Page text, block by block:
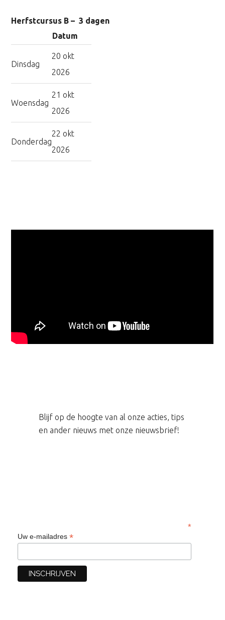
Herfstcursus B – 3 dagen
Datum
Dinsdag
20 okt
2026
Woensdag
21 okt
2026
Donderdag
22 okt
2026
Blijf op de hoogte van al onze acties, tips
en ander nieuws met onze nieuwsbrief!
*
Uw e-mailadres *